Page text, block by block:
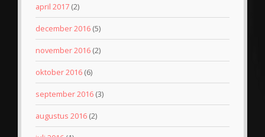
april 2017 (2)
december 2016 (5)
november 2016 (2)
oktober 2016 (6)
september 2016 (3)
augustus 2016 (2)